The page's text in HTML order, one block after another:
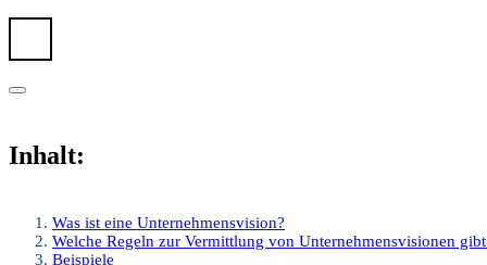
Inhalt:
Was ist eine Unternehmensvision?
Welche Regeln zur Vermittlung von Unternehmensvisionen gibt
Beispiele